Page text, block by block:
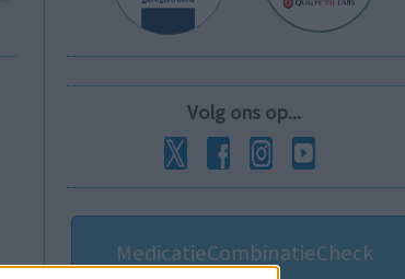
Volg ons op...
MedicatieCombinatieCheck